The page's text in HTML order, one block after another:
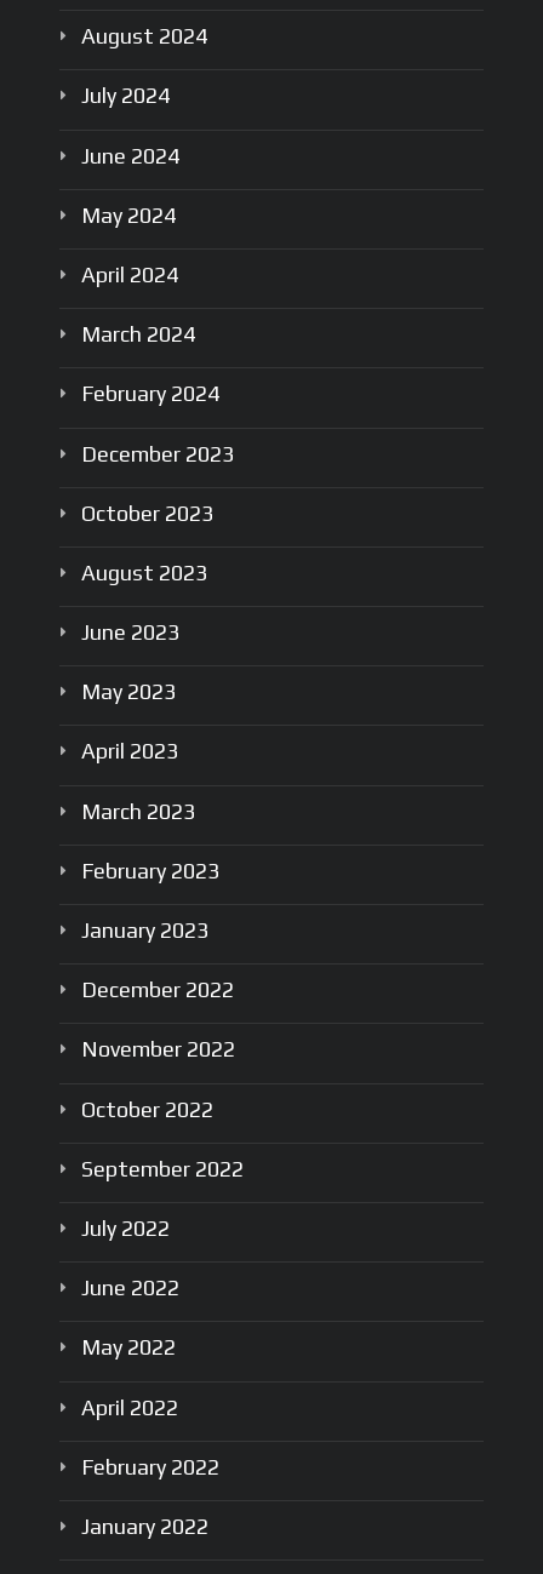
August 2024
July 2024
June 2024
May 2024
April 2024
March 2024
February 2024
December 2023
October 2023
August 2023
June 2023
May 2023
April 2023
March 2023
February 2023
January 2023
December 2022
November 2022
October 2022
September 2022
July 2022
June 2022
May 2022
April 2022
February 2022
January 2022